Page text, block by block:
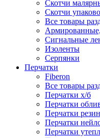
Скотчи
Скотчи
Все товары
Сигнальные
Изоленты
Серпянки
Перчатки
Fiberon
Все товары
Перчатки х/б
Перчатки
Перчатки
Перчатки
Перчатки